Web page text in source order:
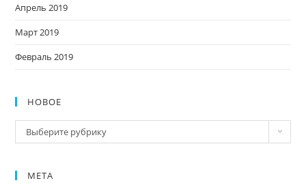
Апрель 2019
Март 2019
Февраль 2019
НОВОЕ
Новое
Выберите рубрику
МЕТА